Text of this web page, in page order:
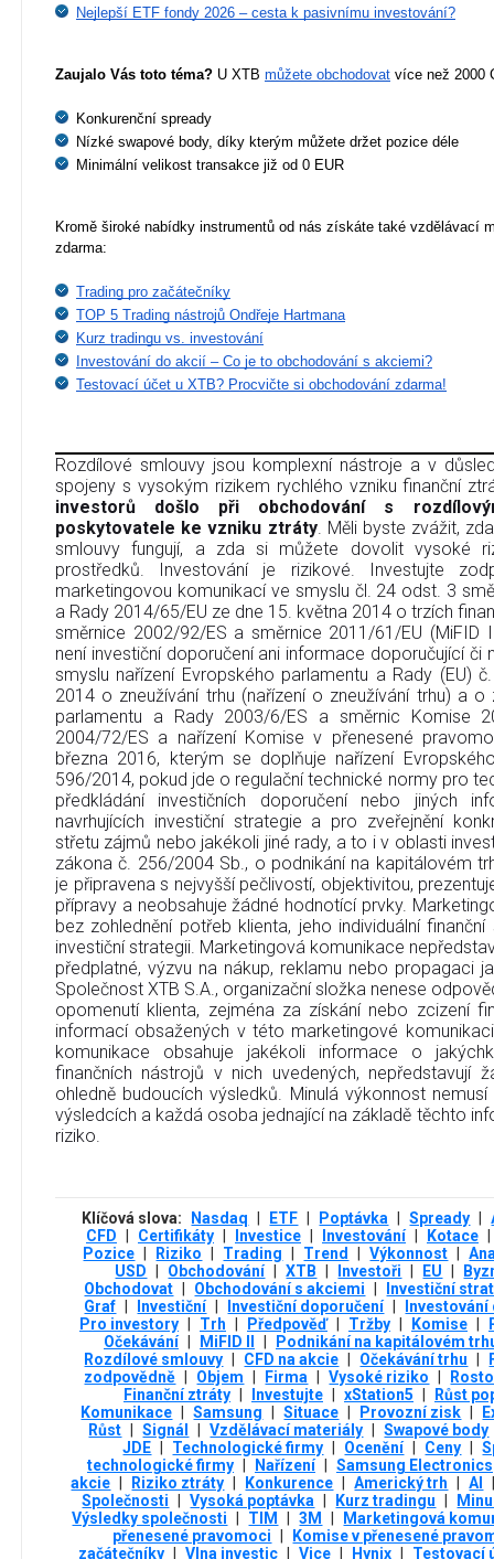
Nejlepší ETF fondy 2026 – cesta k pasivnímu investování?
Zaujalo Vás toto téma? U XTB můžete obchodovat více než 2000
Konkurenční spready
Nízké swapové body, díky kterým můžete držet pozice déle
Minimální velikost transakce již od 0 EUR
Kromě široké nabídky instrumentů od nás získáte také vzdělávací
zdarma:
Trading pro začátečníky
TOP 5 Trading nástrojů Ondřeje Hartmana
Kurz tradingu vs. investování
Investování do akcií – Co je to obchodování s akciemi?
Testovací účet u XTB? Procvičte si obchodování zdarma!
Rozdílové smlouvy jsou komplexní nástroje a v
spojeny s vysokým rizikem rychlého vzniku finanční
investorů došlo při obchodování s
poskytovatele ke vzniku ztráty. Měli byste zvážit,
smlouvy fungují, a zda si můžete dovolit vysoké
prostředků. Investování je rizikové. Investujte
marketingovou komunikací ve smyslu čl. 24 odst. 3
a Rady 2014/65/EU ze dne 15. května 2014 o trzích
směrnice 2002/92/ES a směrnice 2011/61/EU (MiFID
není investiční doporučení ani informace doporučující či
smyslu nařízení Evropského parlamentu a Rady (EU)
2014 o zneužívání trhu (nařízení o zneužívání trhu) a o
parlamentu a Rady 2003/6/ES a směrnic Komise
2004/72/ES a nařízení Komise v přenesené
března 2016, kterým se doplňuje nařízení
596/2014, pokud jde o regulační technické normy pro
předkládání investičních doporučení nebo jiných
navrhujících investiční strategie a pro zveřejnění
střetu zájmů nebo jakékoli jiné rady, a to i v oblasti
zákona č. 256/2004 Sb., o podnikání na kapitálovém
je připravena s nejvyšší pečlivostí, objektivitou,
přípravy a neobsahuje žádné hodnotící prvky.
bez zohlednění potřeb klienta, jeho individuální
investiční strategii. Marketingová komunikace
předplatné, výzvu na nákup, reklamu nebo propagaci
Společnost XTB S.A., organizační složka nenese
opomenutí klienta, zejména za získání nebo zcizení
informací obsažených v této marketingové
komunikace obsahuje jakékoli informace o
finančních nástrojů v nich uvedených, nepředstavují
ohledně budoucích výsledků. Minulá výkonnost
výsledcích a každá osoba jednající na základě těchto
riziko.
Klíčová slova: Nasdaq ETF Poptávka Spready
CFD
Certifikáty Investice Investování Kotace
Pozice
Riziko Trading Trend Výkonnost
USD
Obchodování XTB Investoři EU
Obchodovat
Obchodování s akciemi
Investiční
Graf
Investiční Investiční doporučení
Pro investory
Trh Předpověď Tržby Komise
Očekávání
MiFID II
Podnikání na kapitálovém
Rozdílové smlouvy
CFD na akcie Očekávání trhu
zodpovědně
Objem Firma Vysoké riziko
Finanční ztráty
Investujte xStation5
Růst
Komunikace
Samsung Situace Provozní zisk
Růst
Signál Vzdělávací materiály
Swapové body
JDE
Technologické firmy Ocenění Ceny
technologické firmy
Nařízení
Samsung Electronics
akcie
Riziko ztráty Konkurence Americký trh AI
Společnosti
Vysoká poptávka Kurz tradingu
Výsledky společnosti
TIM 3М
Marketingová
přenesené pravomoci
Komise v přenesené
začátečníky
Vlna investic Vice Hynix Testovací